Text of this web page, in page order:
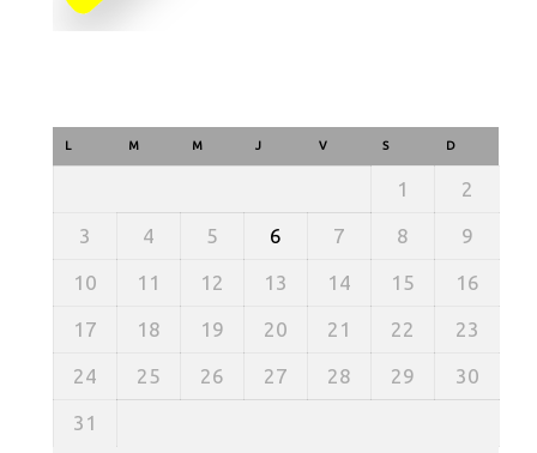
L M M J V S D
1 2
3 4 5 6 7 8 9
10 11 12 13 14 15 16
17 18 19 20 21 22 23
24 25 26 27 28 29 30
31